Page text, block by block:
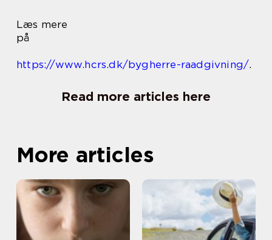
Læs mere
på
https://www.hcrs.dk/bygherre-raadgivning/.
Read more articles here
More articles